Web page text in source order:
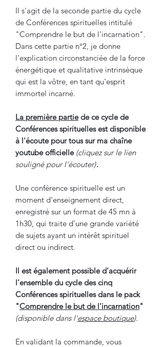
Il s'agit de la seconde partie du cycle
de Conférences spirituelles intitulé
"Comprendre le but de l'incarnation".
Dans cette partie n°2, je donne
l'explication circonstanciée de la force
énergétique et qualitative intrinsèque
qui est la vôtre, en tant qu'esprit
immortel incarné.
La première partiede ce cycle de
Conférences spirituelles est disponible
à l'écoute pour tous sur ma chaîne
youtube officielle (cliquez sur le lien
souligné pour l'écouter).
Une conférence spirituelle est un
moment d’enseignement direct,
enregistré sur un format de 45 mn à
1h30, qui traite d’une grande variété
de sujets ayant un intérêt spirituel
direct ou indirect.​​​
Il est également possible d'acquérir
l'ensemble du cycle des cinq
Conférences spirituelles dans le pack
"Comprendre le but de l'incarnation"
(disponible dans l'espace boutique).
En validant la commande, vous